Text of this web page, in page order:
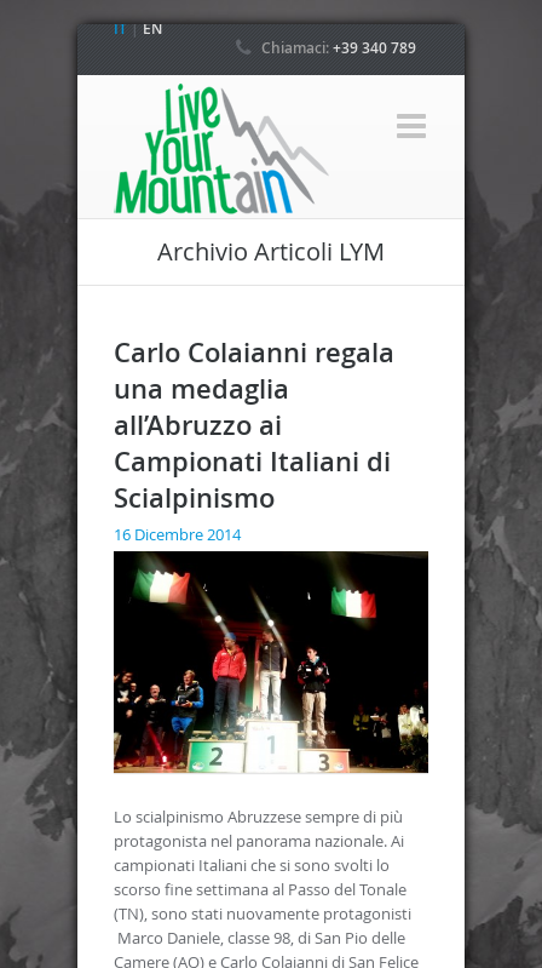
IT|EN
Chiamaci:+39 340 789
Archivio Articoli LYM
Carlo Colaianni regala
una medaglia
all’Abruzzo ai
Campionati Italiani di
Scialpinismo
16 Dicembre 2014
Lo scialpinismo Abruzzese sempre di più
protagonista nel panorama nazionale. Ai
campionati Italiani che si sono svolti lo
scorso fine settimana al Passo del Tonale
(TN), sono stati nuovamente protagonisti
Marco Daniele, classe 98, di San Pio delle
Camere (AQ) e Carlo Colaianni di San Felice